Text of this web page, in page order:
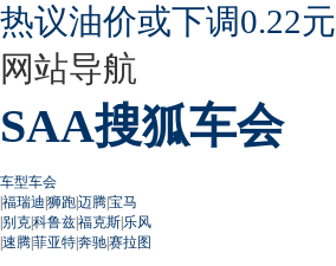
热议油价或下调0.22元
网站导航
SAA搜狐车会
车型车会
|福瑞迪|狮跑|迈腾|宝马
|别克|科鲁兹|福克斯|乐风
|速腾|菲亚特|奔驰|赛拉图